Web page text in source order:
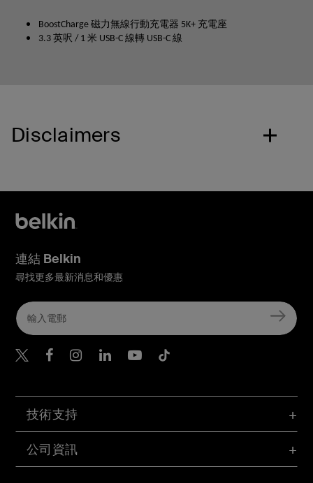
BoostCharge 磁力無線行動充電器 5K+ 充電座
3.3 英呎 / 1 米 USB-C 線轉 USB-C 線
Disclaimers
技術支持
公司資訊
連結 Belkin
尋找更多最新消息和優惠
Belkin Twitter
Belkin Hong Kong
Belkin Instagram
Belkin Hong Kong
Belkin Youtube
Belkin TikTok